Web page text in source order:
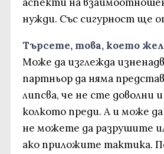
нужди. Със сигурност ще
Търсете, това, което
Може да изглежда
партньор да няма
липсва, че не сте доволни
колкото преди. А и може да
не можете да разрушите
ако приложите тактика.